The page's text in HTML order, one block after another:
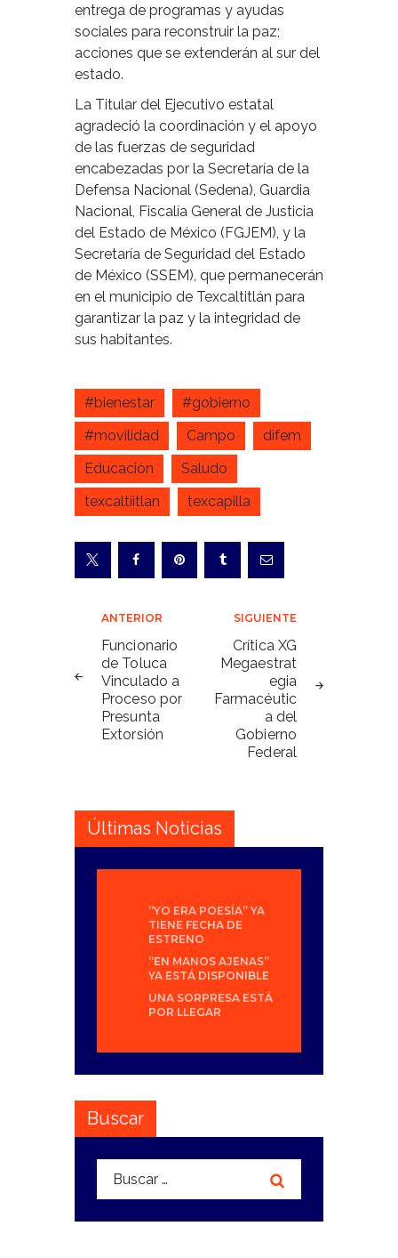
entrega de programas y ayudas
sociales para reconstruir la paz;
acciones que se extenderán al sur del
estado.
La Titular del Ejecutivo estatal
agradeció la coordinación y el apoyo
de las fuerzas de seguridad
encabezadas por la Secretaría de la
Defensa Nacional (Sedena), Guardia
Nacional, Fiscalía General de Justicia
del Estado de México (FGJEM), y la
Secretaría de Seguridad del Estado
de México (SSEM), que permanecerán
en el municipio de Texcaltitlán para
garantizar la paz y la integridad de
sus habitantes.
#bienestar
#gobierno
#movilidad
Campo
difem
Educación
Saludo
texcaltiitlan
texcapilla
Navegación
de
entradas
ANTERIOR
Funcionario
de Toluca
Vinculado a
Proceso por
Presunta
Extorsión
SIGUIENTE
Crítica XG
Megaestrat
egia
Farmacéutic
a del
Gobierno
Federal
Últimas Noticias
“YO ERA POESÍA” YA
TIENE FECHA DE
ESTRENO
“EN MANOS AJENAS”
YA ESTÁ DISPONIBLE
UNA SORPRESA ESTÁ
POR LLEGAR
Buscar
Buscar: